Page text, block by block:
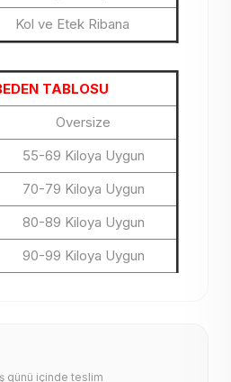
Kol ve Etek Ribana
TABLOSU
Oversize
55-69 Kiloya Uygun
70-79 Kiloya Uygun
80-89 Kiloya Uygun
90-99 Kiloya Uygun
günü içinde teslim